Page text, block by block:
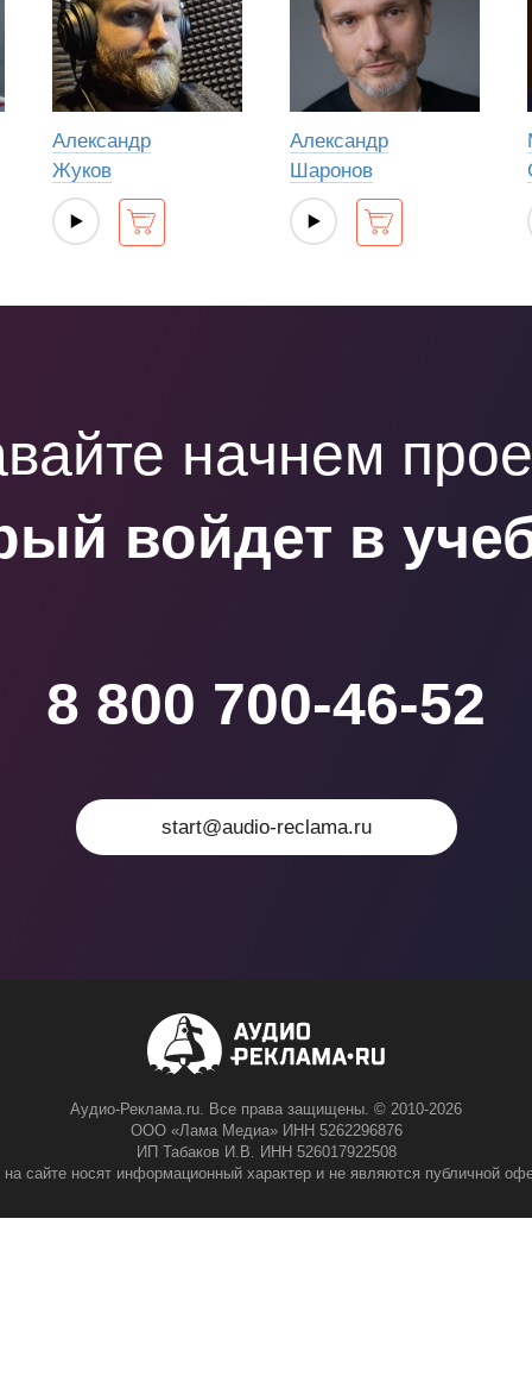
Александр
Жуков
Александр
Шаронов
начнем
войдет в
8 800 700-46-52
start@audio-reclama.ru
Аудио-Реклама.ru. Все права защищены. © 2010-2026
ООО «Лама Медиа» ИНН 5262296876
ИП Табаков И.В. ИНН 526017922508
сайте носят информационный характер и не являются публичной